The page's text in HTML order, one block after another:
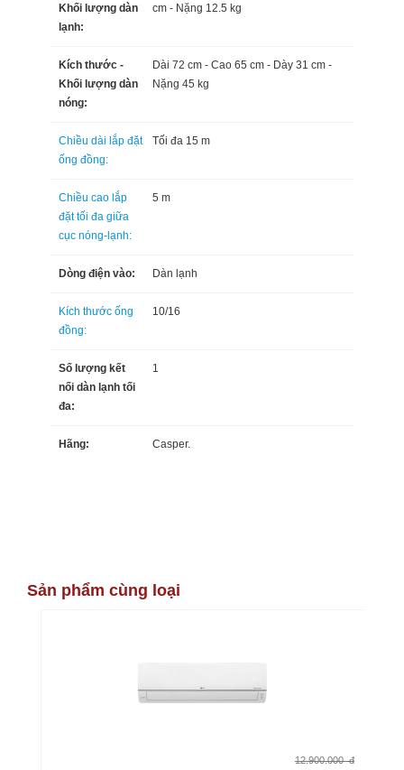
Khối lượng dàn
lạnh:
cm - Nặng 12.5 kg
Kích thước -
Khối lượng dàn
nóng:
Dài 72 cm - Cao 65 cm - Dày 31 cm -
Nặng 45 kg
Chiều dài lắp đặt
ống đồng:
Tối đa 15 m
Chiều cao lắp
đặt tối đa giữa
cục nóng-lạnh:
5 m
Dòng điện vào: Dàn lạnh
Kích thước ống
đồng:
10/16
Số lượng kết
nối dàn lạnh tối
đa:
1
Hãng: Casper.
Sản phẩm cùng loại
12.900.000 đ